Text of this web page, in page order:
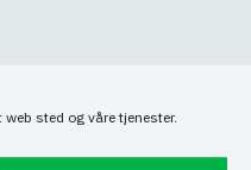
sted og våre tjenester.